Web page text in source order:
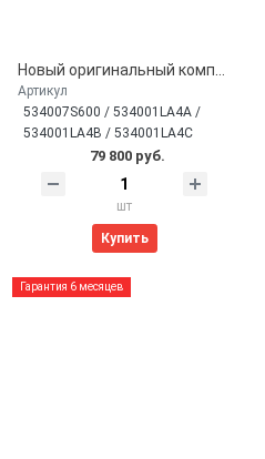
Новый оригинальный компрессор пневмоподвески Nissan для Infiniti QX56/QX80 Z62 JA60, Nissan Armada Y62 (534007S600, 534001LA4A)
Артикул
534007S600 / 534001LA4A /
534001LA4B / 534001LA4C
79 800 руб.
шт
Купить
Гарантия 6 месяцев